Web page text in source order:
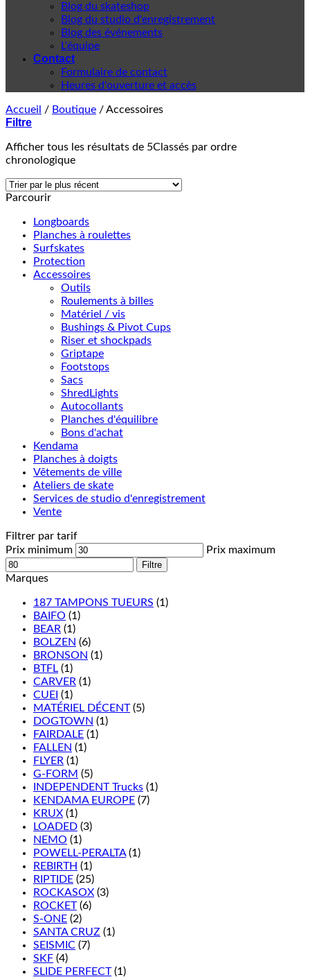
Blog du skateshop
Blog du studio d'enregistrement
Blog des événements
L'équipe
Contact
Formulaire de contact
Heures d'ouverture et accès
Accueil / Boutique /Accessoires
Filtre
Afficher tous les résultats de 5Classés par ordre
chronologique
Parcourir
Longboards
Planches à roulettes
Surfskates
Protection
Accessoires
Outils
Roulements à billes
Matériel / vis
Bushings & Pivot Cups
Riser et shockpads
Griptape
Footstops
Sacs
ShredLights
Autocollants
Planches d'équilibre
Bons d'achat
Kendama
Planches à doigts
Vêtements de ville
Ateliers de skate
Services de studio d'enregistrement
Vente
Filtrer par tarif
Prix minimum
Prix maximum
Filtre
Marques
187 TAMPONS TUEURS (1)
BAIFO (1)
BEAR (1)
BOLZEN (6)
BRONSON (1)
BTFL (1)
CARVER (1)
CUEI (1)
MATÉRIEL DÉCENT (5)
DOGTOWN (1)
FAIRDALE (1)
FALLEN (1)
FLYER (1)
G-FORM (5)
INDEPENDENT Trucks (1)
KENDAMA EUROPE (7)
KRUX (1)
LOADED (3)
NEMO (1)
POWELL-PERALTA (1)
REBIRTH (1)
RIPTIDE (25)
ROCKASOX (3)
ROCKET (6)
S-ONE (2)
SANTA CRUZ (1)
SEISMIC (7)
SKF (4)
SLIDE PERFECT (1)